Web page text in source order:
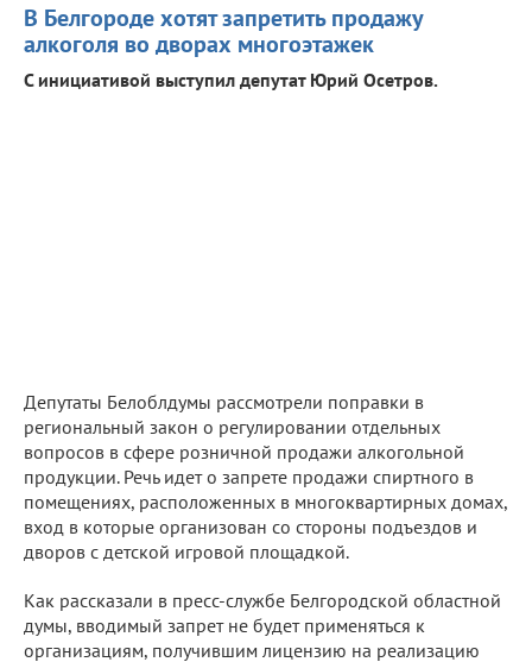
В Белгороде хотят запретить продажу
алкоголя во дворах многоэтажек
С инициативой выступил депутат Юрий Осетров.
Депутаты Белоблдумы рассмотрели поправки в
региональный закон о регулировании отдельных
вопросов в сфере розничной продажи алкогольной
продукции. Речь идет о запрете продажи спиртного в
помещениях, расположенных в многоквартирных домах,
вход в которые организован со стороны подъездов и
дворов с детской игровой площадкой.
Как рассказали в пресс-службе Белгородской областной
думы, вводимый запрет не будет применяться к
организациям, получившим лицензию на реализацию